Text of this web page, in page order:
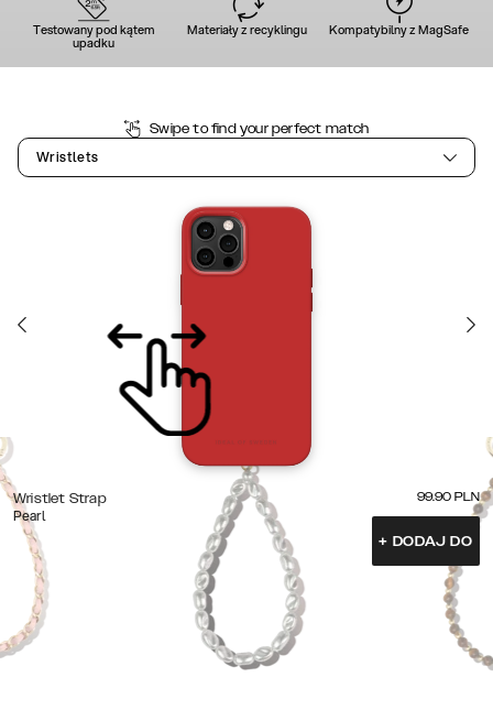
Testowany pod kątem
upadku
Materiały z recyklingu Kompatybilny z MagSafe
Swipe to find your perfect match
Wristlets
Wristlet Strap
Pearl
99.90 PLN
+ DODAJ DO